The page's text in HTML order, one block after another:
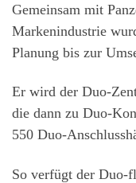
Gemeinsam mit
Markenindustrie
Planung bis zur
Er wird der Duo-
die dann zu Duo-
550 Duo-
So verfügt der Duo-